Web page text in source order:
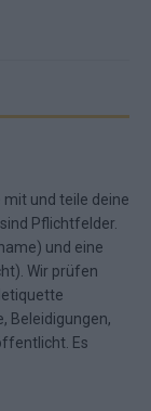
mit und teile deine
Pflichtfelder.
und eine
Wir prüfen
Beleidigungen,
Es